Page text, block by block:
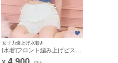
女子力爆上げ水着♪
[水着]フロント編み上げビスチ
ェハイウエストフレアスカー